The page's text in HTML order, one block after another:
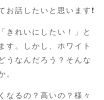
話したいと思います❗️
きれいにしたい！」と
す。しかし、ホワイト
うなんだろう？そんな
。
なるの？高いの？様々